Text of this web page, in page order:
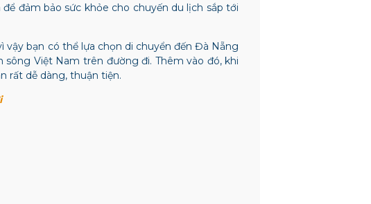
đảm bảo sức khỏe cho chuyến du lịch sắp tới
bạn có thể lựa chọn di chuyển đến Đà Nẵng
Việt Nam trên đường đi. Thêm vào đó, khi
rất dễ dàng, thuận tiện.